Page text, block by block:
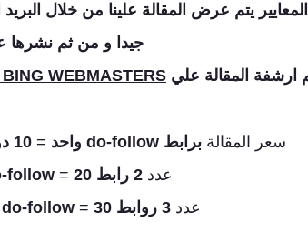
يتم عرض المقالة علينا من خلال البريد
جيدا و من ثم نشرها
ارشفة المقالة علي WEBMASTERS
سعر المقالةبرابط do-follow واحد =10 دولار شهريا
عدد2 رابط do-follow = 20 دولار شهريا
عدد3 روابط do-follow = 30 دولار شهريا